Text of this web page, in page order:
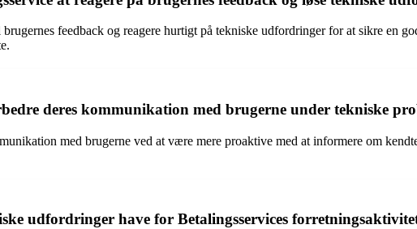
feedback og reagere hurtigt på tekniske udfordringer for at sikre en
deres kommunikation med brugerne under tekniske
med brugerne ved at være mere proaktive med at informere om
udfordringer have for Betalingsservices